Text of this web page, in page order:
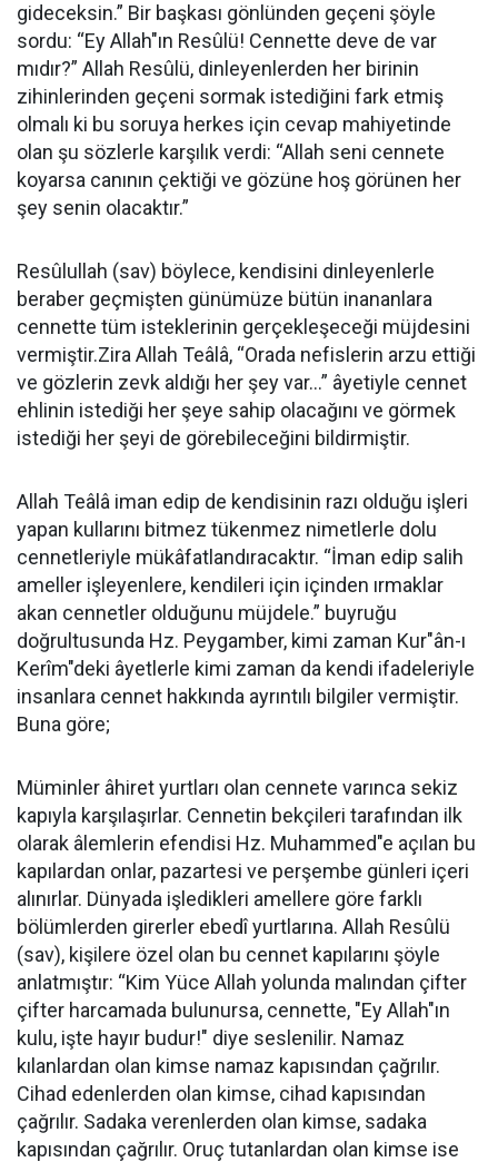
gideceksin.” Bir başkası gönlünden geçeni şöyle
sordu: “Ey Allah"ın Resûlü! Cennette deve de var
mıdır?” Allah Resûlü, dinleyenlerden her birinin
zihinlerinden geçeni sormak istediğini fark etmiş
olmalı ki bu soruya herkes için cevap mahiyetinde
olan şu sözlerle karşılık verdi: “Allah seni cennete
koyarsa canının çektiği ve gözüne hoş görünen her
şey senin olacaktır.”
Resûlullah (sav) böylece, kendisini dinleyenlerle
beraber geçmişten günümüze bütün inananlara
cennette tüm isteklerinin gerçekleşeceği müjdesini
vermiştir.Zira Allah Teâlâ, “Orada nefislerin arzu ettiği
ve gözlerin zevk aldığı her şey var...” âyetiyle cennet
ehlinin istediği her şeye sahip olacağını ve görmek
istediği her şeyi de görebileceğini bildirmiştir.
Allah Teâlâ iman edip de kendisinin razı olduğu işleri
yapan kullarını bitmez tükenmez nimetlerle dolu
cennetleriyle mükâfatlandıracaktır. “İman edip salih
ameller işleyenlere, kendileri için içinden ırmaklar
akan cennetler olduğunu müjdele.” buyruğu
doğrultusunda Hz. Peygamber, kimi zaman Kur"ân-ı
Kerîm"deki âyetlerle kimi zaman da kendi ifadeleriyle
insanlara cennet hakkında ayrıntılı bilgiler vermiştir.
Buna göre;
Müminler âhiret yurtları olan cennete varınca sekiz
kapıyla karşılaşırlar. Cennetin bekçileri tarafından ilk
olarak âlemlerin efendisi Hz. Muhammed"e açılan bu
kapılardan onlar, pazartesi ve perşembe günleri içeri
alınırlar. Dünyada işledikleri amellere göre farklı
bölümlerden girerler ebedî yurtlarına. Allah Resûlü
(sav), kişilere özel olan bu cennet kapılarını şöyle
anlatmıştır: “Kim Yüce Allah yolunda malından çifter
çifter harcamada bulunursa, cennette, "Ey Allah"ın
kulu, işte hayır budur!" diye seslenilir. Namaz
kılanlardan olan kimse namaz kapısından çağrılır.
Cihad edenlerden olan kimse, cihad kapısından
çağrılır. Sadaka verenlerden olan kimse, sadaka
kapısından çağrılır. Oruç tutanlardan olan kimse ise